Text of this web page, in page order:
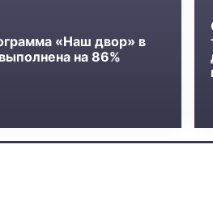
«Наш двор» в
на 86%